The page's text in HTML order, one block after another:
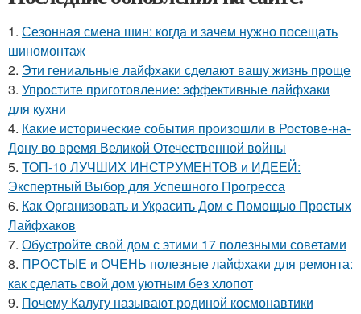
1. Сезонная смена шин: когда и зачем нужно посещать
шиномонтаж
2. Эти гениальные лайфхаки сделают вашу жизнь проще
3. Упростите приготовление: эффективные лайфхаки
для кухни
4. Какие исторические события произошли в Ростове-на-
Дону во время Великой Отечественной войны
5. ТОП-10 ЛУЧШИХ ИНСТРУМЕНТОВ и ИДЕЕЙ:
Экспертный Выбор для Успешного Прогресса
6. Как Организовать и Украсить Дом с Помощью Простых
Лайфхаков
7. Обустройте свой дом с этими 17 полезными советами
8. ПРОСТЫЕ и ОЧЕНЬ полезные лайфхаки для ремонта:
как сделать свой дом уютным без хлопот
9. Почему Калугу называют родиной космонавтики